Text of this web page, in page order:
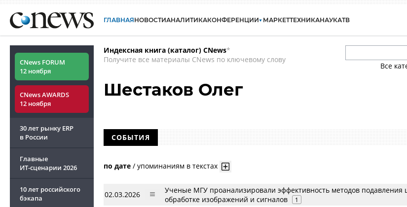
ГЛАВНАЯНОВОСТИАНАЛИТИКАКОНФЕРЕНЦИИ МАРКЕТТЕХНИКАНАУКАТВ
CNews FORUM
12 ноября
CNews AWARDS
12 ноября
30 лет рынку ERP
в России
Главные
ИТ-сценарии 2026
10 лет российского
бэкапа
Индексная книга (каталог) CNews*
Получите все материалы CNews по ключевому слову
Все
Шестаков Олег
СОБЫТИЯ
по дате / упоминаниям в текстах
02.03.2026
Ученые МГУ проанализировали эффективность методов подавления
обработке изображений и сигналов
1